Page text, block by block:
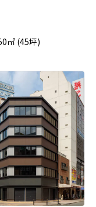
㎡ (45坪)